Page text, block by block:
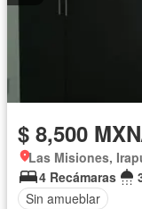
$ 8,500
Las Misiones,
4 Recámaras
Sin amueblar